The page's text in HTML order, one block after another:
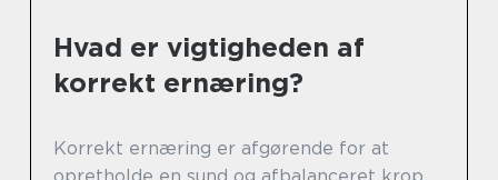
Hvad er vigtigheden af
korrekt ernæring?
Korrekt ernæring er afgørende for at